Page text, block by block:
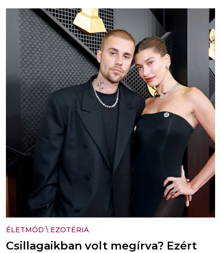
ÉLETMÓD \ EZOTÉRIA
Csillagaikban volt megírva? Ezért